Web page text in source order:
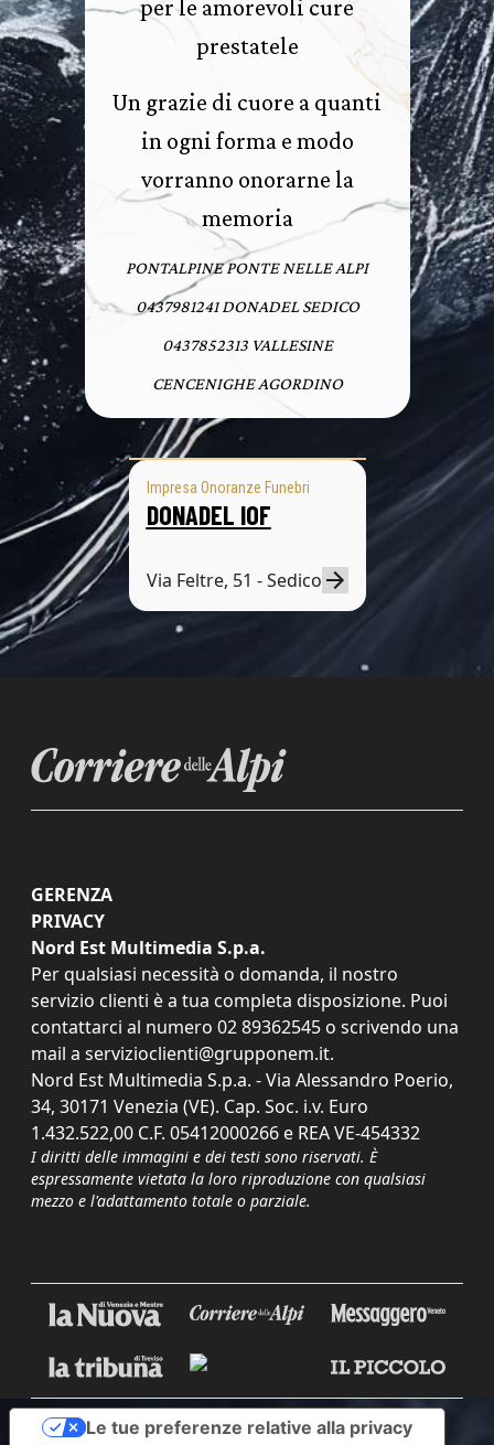
per le amorevoli cure
prestatele
Un grazie di cuore a quanti
in ogni forma e modo
vorranno onorarne la
memoria
PONTALPINE PONTE NELLE ALPI
0437981241 DONADEL SEDICO
0437852313 VALLESINE
CENCENIGHE AGORDINO
Impresa Onoranze Funebri
DONADEL IOF
Via Feltre, 51 - Sedico
GERENZA
PRIVACY
Nord Est Multimedia S.p.a.
Per qualsiasi necessità o domanda, il nostro
servizio clienti è a tua completa disposizione. Puoi
contattarci al numero 02 89362545 o scrivendo una
mail a servizioclienti@grupponem.it.
Nord Est Multimedia S.p.a. - Via Alessandro Poerio,
34, 30171 Venezia (VE). Cap. Soc. i.v. Euro
1.432.522,00 C.F. 05412000266 e REA VE-454332
I diritti delle immagini e dei testi sono riservati. È
espressamente vietata la loro riproduzione con qualsiasi
mezzo e l'adattamento totale o parziale.
Le tue preferenze relative alla privacy